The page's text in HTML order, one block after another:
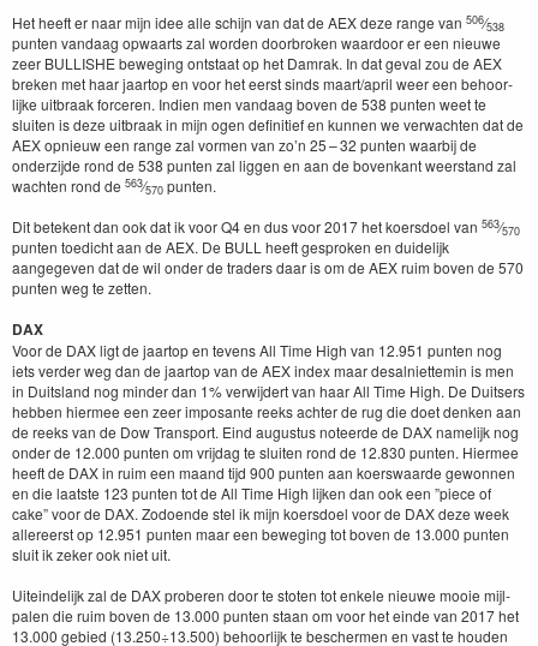
Het heeft er naar mijn idee alle schi­jn van dat de AEXdeze range van 506⁄538
pun­ten van­daag opwaarts zal wor­den door­bro­ken waar­door er een nieuwe
zeer BULL­ISHEbeweg­ing ontstaat op het Dam­rak. In dat geval zou de AEX
breken met haar jaar­top en voor het eerst sinds maart/​april weer een behoor­
lijke uit­braak forceren. Indi­en men van­daag boven de 538 pun­ten weet te
sluiten is deze uit­braak in mijn ogen defin­i­tief en kun­nen we verwacht­en dat de
AEXopnieuw een range zal vor­men van zo’n 25–32 pun­ten waar­bij de
onderz­i­jde rond de 538 pun­ten zal liggen en aan de bovenkant weer­stand zal
wacht­en rond de 563⁄570 pun­ten.
Dit betekent dan ook dat ik voorQ4en dus voor2017het koers­doel van 563⁄570
pun­ten toedicht aan de AEX. De BULL heeft gespro­ken en duidelijk
aangegeven dat de wil onder de traders daar is om de AEXruim boven de 570
pun­ten weg te zetten.
DAX
Voor de DAXligt de jaar­top en tevens All Time High van 12.951 pun­ten nog
iets verder weg dan de jaar­top van de AEXindex maar desal­ni­et­temin is men
in Duit­s­land nog min­der dan 1% ver­wi­jdert van haar All Time High. De Duit­sers
hebben hier­mee een zeer imposante reeks achter de rug die doet denken aan
de reeks van de Dow Trans­port. Eind augus­tus noteerde de DAXnamelijk nog
onder de 12.000 pun­ten om vri­jdag te sluiten rond de 12.830 pun­ten. Hier­mee
heeft de DAXin ruim een maand tijd 900 pun­ten aan koer­swaarde gewon­nen
en die laat­ste 123 pun­ten tot de All Time High lijken dan ook een ”piece of
cake” voor de DAX. Zodoende stel ik mijn koers­doel voor de DAXdeze week
allereerst op 12.951 pun­ten maar een beweg­ing tot boven de 13.000 pun­ten
sluit ik zek­er ook niet uit.
Uitein­delijk zal de DAXproberen door te stoten tot enkele nieuwe mooie mijl­
palen die ruim boven de 13.000 pun­ten staan om voor het einde van 2017het
13.000 gebied (13.250÷13.500) behoor­lijk te bescher­men en vast te houden